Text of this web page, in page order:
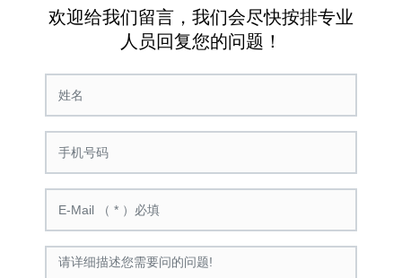
欢迎给我们留言，我们会尽快按排专业
人员回复您的问题！